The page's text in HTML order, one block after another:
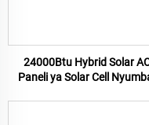
24000Btu Hybrid Solar
Paneli ya Solar Cell